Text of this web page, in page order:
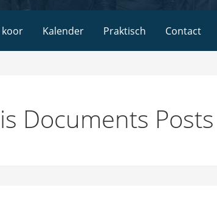
koor Kalender Praktisch Contact
Documents Posts